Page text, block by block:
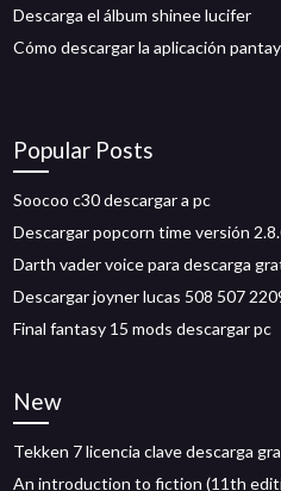
Descarga el álbum shinee lucifer
Cómo descargar la aplicación
Popular Posts
Soocoo c30 descargar a pc
Descargar popcorn time versión
Darth vader voice para descarga
Descargar joyner lucas 508 507
Final fantasy 15 mods descargar pc
New
Tekken 7 licencia clave descarga
An introduction to fiction (11th